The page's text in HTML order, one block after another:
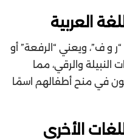
العربية
و ف”، ويعني “الرفعة” أو
النبيلة والرقي، مما
في منح أطفالهم اسمًا
الأخرى